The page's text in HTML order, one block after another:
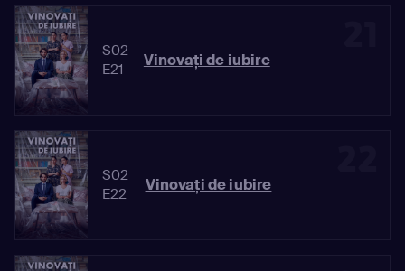
S02
E21
Vinovaţi de iubire
S02
E22
Vinovaţi de iubire